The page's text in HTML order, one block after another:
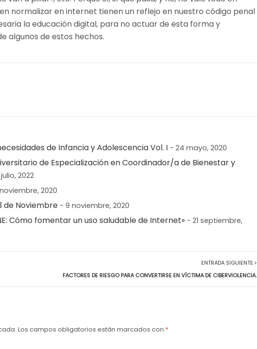
normalizar en internet tienen un reflejo en nuestro código penal
la educación digital, para no actuar de esta forma y
algunos de estos hechos.
de Infancia y Adolescencia Vol. I - 24 mayo, 2020
de Especialización en Coordinador/a de Bienestar y
julio, 2022
2020
de Noviembre - 9 noviembre, 2020
Cómo fomentar un uso saludable de Internet» - 21 septiembre,
ENTRADA SIGUIENTE
FACTORES DE RIESGO PARA CONVERTIRSE EN VÍCTIMA DE CIBERVIOLENCIA.
Los campos obligatorios están marcados con *